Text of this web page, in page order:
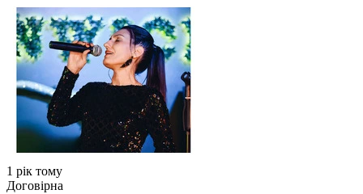
1 рік тому
Договірна